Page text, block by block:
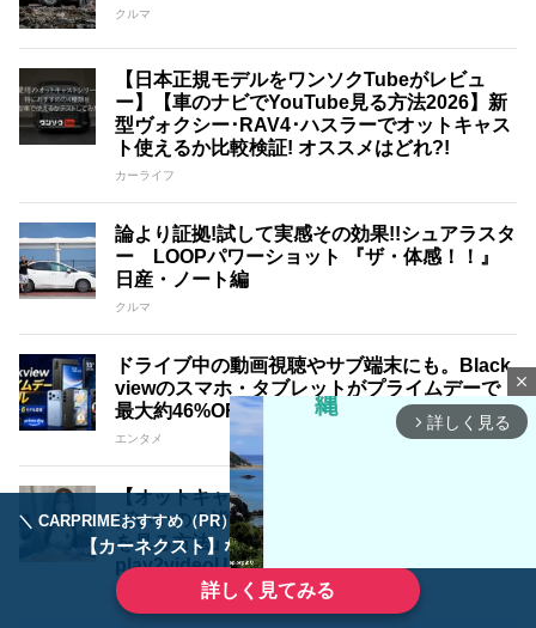
＼ CARPRIMEおすすめ（PR） ／ディーラーで手放すのはもったいない！
【カーネクスト】ならどんなクルマも高価買取
詳しく見てみる
クルマ
【日本正規モデルをワンソクTubeがレビュ
ー】【車のナビでYouTube見る方法2026】新
型ヴォクシー･RAV4･ハスラーでオットキャス
ト使えるか比較検証! オススメはどれ?!
カーライフ
論より証拠!試して実感その効果!!シュアラスタ
ー LOOPパワーショット 『ザ・体感！！』
日産・ノート編
クルマ
ドライブ中の動画視聴やサブ端末にも。Black
viewのスマホ・タブレットがプライムデーで
最大約46%OFF相当に
エンタメ
【オットキャスト徹底比較!!】結局どれを買え
ばいいの？皆さんにベストな『車でYouTube
を見る方法』教えます(P3 PRO、nano、E2、
play2videoUltra、Mirror Touch)
カーライフ
close
arrow_forward_ios 詳しく見る